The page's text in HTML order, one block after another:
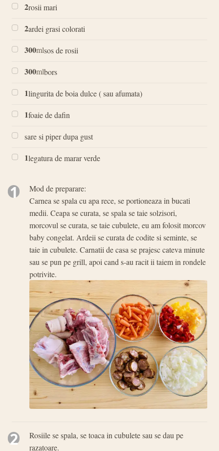
2rosii mari
2ardei grasi colorati
300mlsos de rosii
300mlbors
1lingurita de boia dulce ( sau afumata)
1foaie de dafin
sare si piper dupa gust
1legatura de marar verde
1
Mod de preparare:
Carnea se spala cu apa rece, se portioneaza in bucati
medii. Ceapa se curata, se spala se taie solzisori,
morcovul se curata, se taie cubulete, eu am folosit morcov
baby congelat. Ardeii se curata de codite si seminte, se
taie in cubulete. Carnatii de casa se prajesc cateva minute
sau se pun pe grill, apoi cand s-au racit ii taiem in rondele
potrivite.
2
Rosiile se spala, se toaca in cubulete sau se dau pe
razatoare.